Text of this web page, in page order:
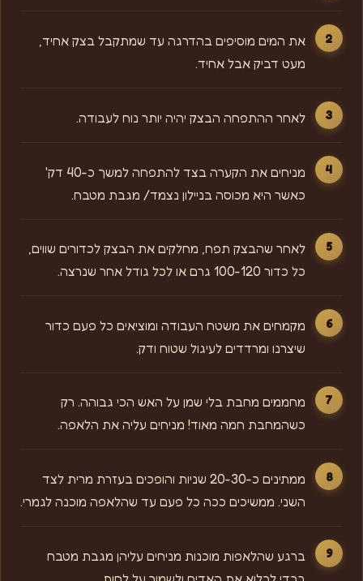
את המים מוסיפים בהדרגה עד שמתקבל בצק אחיד,
מעט דביק אבל אחיד.
לאחר ההתפחה הבצק יהיה יותר נוח לעבודה.
מניחים את הקערה בצד להתפחה למשך כ-40 דק'
כאשר היא מכוסה בניילון נצמד/ מגבת מטבח.
לאחר שהבצק תפח, מחלקים את הבצק לכדורים שווים,
כל כדור 100-120 גרם או לכל גודל אחר שנרצה.
מקמחים את משטח העבודה ומוציאים כל פעם כדור
שיצרנו ומרדדים לעיגול שטוח ודק.
מחממים מחבת בלי שמן על האש הכי גבוהה. רק
כשהמחבת חמה מאוד! מניחים עליה את הלאפה.
ממתינים כ-20-30 שניות והופכים בעזרת מרית לצד
השני. ממשיכים ככה כל פעם עד שהלאפה מוכנה לגמרי.
ברגע שהלאפות מוכנות מניחים עליהן מגבת מטבח